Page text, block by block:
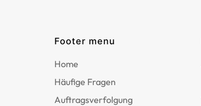
Footer menu
Home
Häufige Fragen
Auftragsverfolgung